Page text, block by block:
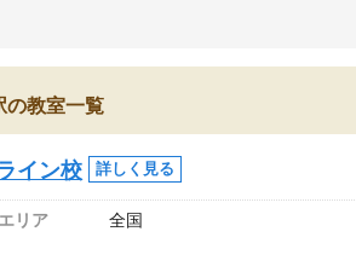
い
の教室一覧
イン校 詳しく見る
リア 全国